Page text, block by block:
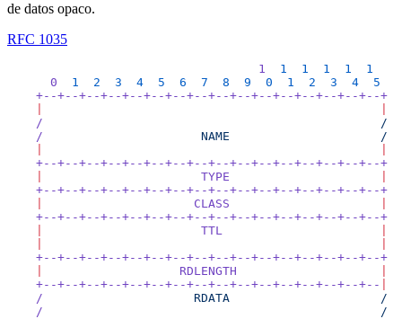
de datos opaco.
RFC 1035
                                   1
  1
  1
  1
  1
  1
      0
  1
  2
  3
  4
  5
  6
  7
  8
  9
  0
  1
  2
  3
  4
  5
    +--+--+--+--+--+--+--+--+--+--+--+--+--+--+--+--+
    /
                                               /
    /
                      NAME
                     /
    +--+--+--+--+--+--+--+--+--+--+--+--+--+--+--+--+
                      TYPE
    +--+--+--+--+--+--+--+--+--+--+--+--+--+--+--+--+
                     CLASS
    +--+--+--+--+--+--+--+--+--+--+--+--+--+--+--+--+
                      TTL
    +--+--+--+--+--+--+--+--+--+--+--+--+--+--+--+--+
                   RDLENGTH
    +--+--+--+--+--+--+--+--+--+--+--+--+--+--+--+--
    /
                     RDATA
                     /
    /
                                               /